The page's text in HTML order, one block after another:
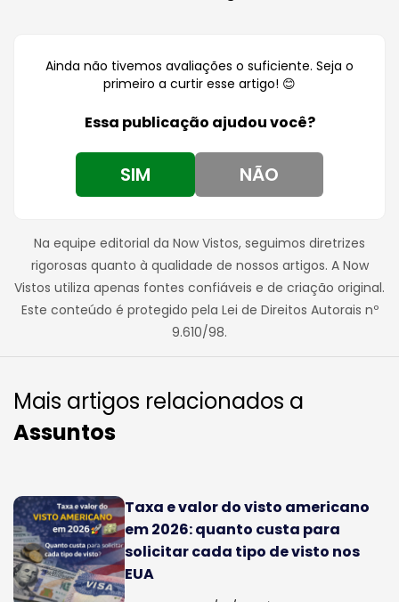
Ainda não tivemos avaliações o suficiente. Seja o
primeiro a curtir esse artigo! 😊
Essa publicação ajudou você?
SIM NÃO
Na equipe editorial da Now Vistos, seguimos diretrizes
rigorosas quanto à qualidade de nossos artigos. A Now
Vistos utiliza apenas fontes confiáveis e de criação original.
Este conteúdo é protegido pela Lei de Direitos Autorais nº
9.610/98.
Mais artigos relacionados a
Assuntos
Taxa e valor do visto americano
em 2026: quanto custa para
solicitar cada tipo de visto nos
EUA